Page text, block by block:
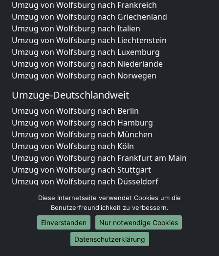
Umzug von Wolfsburg nach Frankreich
Umzug von Wolfsburg nach Griechenland
Umzug von Wolfsburg nach Italien
Umzug von Wolfsburg nach Liechtenstein
Umzug von Wolfsburg nach Luxemburg
Umzug von Wolfsburg nach Niederlande
Umzug von Wolfsburg nach Norwegen
Umzüge-Deutschlandweit
Umzug von Wolfsburg nach Berlin
Umzug von Wolfsburg nach Hamburg
Umzug von Wolfsburg nach München
Umzug von Wolfsburg nach Köln
Umzug von Wolfsburg nach Frankfurt am Main
Umzug von Wolfsburg nach Stuttgart
Umzug von Wolfsburg nach Düsseldorf
Umzug von Wolfsburg nach Leipzig
Umzug von Wolfsburg nach Dortmund
Umzug von Wolfsburg nach Essen
Umzug von Wolfsburg nach Bremen
Umzug von Wolfsburg nach Dresden
Diese Internetseite verwendet Cookies um die
Benutzerfreundlichkeit zu verbessern.
Einverstanden
Nur notwendige Cookies
Datenschutzerklärung